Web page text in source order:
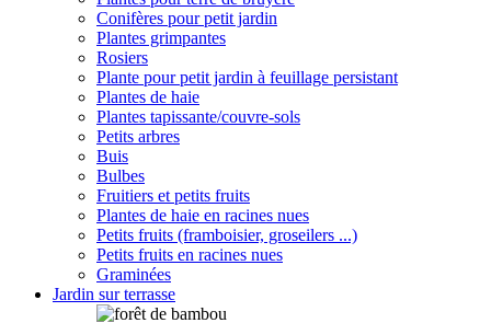
Conifères pour petit jardin
Plantes grimpantes
Rosiers
Plante pour petit jardin à feuillage persistant
Plantes de haie
Plantes tapissante/couvre-sols
Petits arbres
Buis
Bulbes
Fruitiers et petits fruits
Plantes de haie en racines nues
Petits fruits (framboisier, groseilers ...)
Petits fruits en racines nues
Graminées
Jardin sur terrasse